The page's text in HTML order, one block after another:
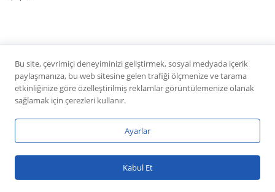
|WordPress
ile güçlendirilmiştir
Bu site, çevrimiçi deneyiminizi geliştirmek, sosyal medyada içerik
paylaşmanıza, bu web sitesine gelen trafiği ölçmenize ve tarama
etkinliğinize göre özelleştirilmiş reklamlar görüntülemenize olanak
sağlamak için çerezleri kullanır.
Ayarlar
Kabul Et